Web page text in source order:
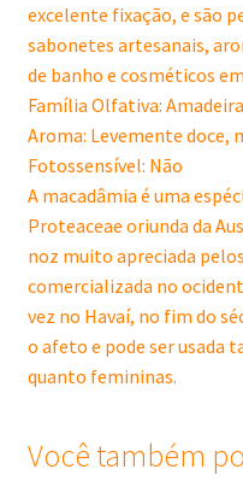
excelente fixação, e são
sabonetes artesanais,
de banho e cosméticos
Família Olfativa:
Aroma: Levemente doce,
Fotossensível: Não
A macadâmia é uma
Proteaceae oriunda da
noz muito apreciada
comercializada no
vez no Havaí, no fim do
o afeto e pode ser usada
quanto femininas.
Você também